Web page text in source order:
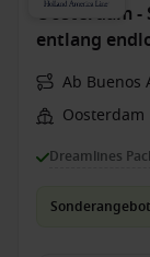
Oosterdam
entlang
Ab Buenos
Oosterdam
Dreamlines